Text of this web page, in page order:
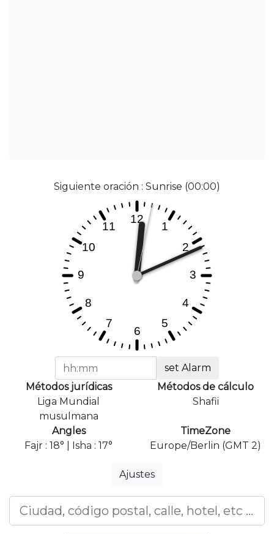
Siguiente oración : Sunrise (00:00)
set Alarm
Métodos jurídicas
Liga Mundial
musulmana
Métodos de cálculo
Shafii
Angles
Fajr : 18° | Isha : 17°
TimeZone
Europe/Berlin (GMT 2)
Ajustes